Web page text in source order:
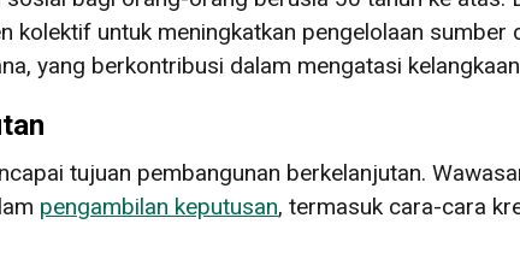
kolektif untuk meningkatkan pengelolaan sumber
yang berkontribusi dalam mengatasi
tujuan pembangunan berkelanjutan.
pengambilan keputusan, termasuk cara-cara